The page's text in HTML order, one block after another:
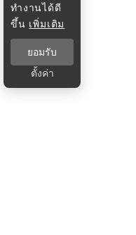
ทำงานได้ดี
ขึ้น เพิ่มเติม
ยอมรับ
ตั้งค่า